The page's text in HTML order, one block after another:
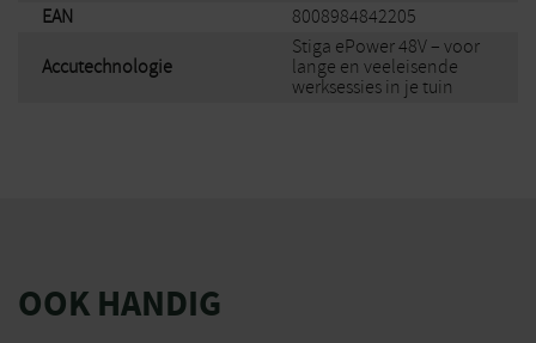
EAN
8008984842205
Accutechnologie
Stiga ePower 48V – voor
lange en veeleisende
werksessies in je tuin
OOK HANDIG